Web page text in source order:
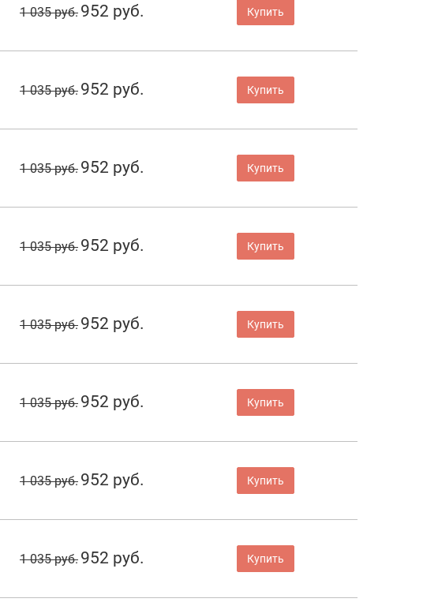
1 035 руб. 952 руб. Купить
1 035 руб. 952 руб. Купить
1 035 руб. 952 руб. Купить
1 035 руб. 952 руб. Купить
1 035 руб. 952 руб. Купить
1 035 руб. 952 руб. Купить
1 035 руб. 952 руб. Купить
1 035 руб. 952 руб. Купить